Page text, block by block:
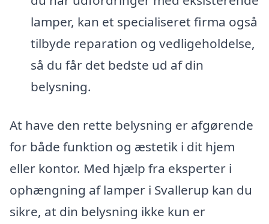
lamper, kan et specialiseret firma også
tilbyde reparation og vedligeholdelse,
så du får det bedste ud af din
belysning.
At have den rette belysning er afgørende
for både funktion og æstetik i dit hjem
eller kontor. Med hjælp fra eksperter i
ophængning af lamper i Svallerup kan du
sikre, at din belysning ikke kun er